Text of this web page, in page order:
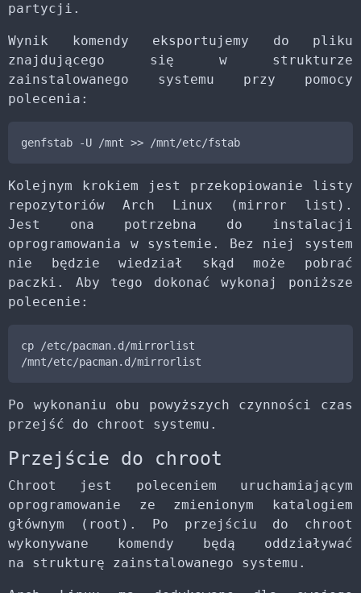
partycji.
Wynik komendy eksportujemy do pliku
znajdującego się w strukturze
zainstalowanego systemu przy pomocy
polecenia:
genfstab -U /mnt >> /mnt/etc/fstab
Kolejnym krokiem jest przekopiowanie listy
repozytoriów Arch Linux (mirror list).
Jest ona potrzebna do instalacji
oprogramowania w systemie. Bez niej system
nie będzie wiedział skąd może pobrać
paczki. Aby tego dokonać wykonaj poniższe
polecenie:
cp /etc/pacman.d/mirrorlist
/mnt/etc/pacman.d/mirrorlist
Po wykonaniu obu powyższych czynności czas
przejść do chroot systemu.
Przejście do chroot
Chroot jest poleceniem uruchamiającym
oprogramowanie ze zmienionym katalogiem
głównym (root). Po przejściu do chroot
wykonywane komendy będą oddziaływać
na strukturę zainstalowanego systemu.